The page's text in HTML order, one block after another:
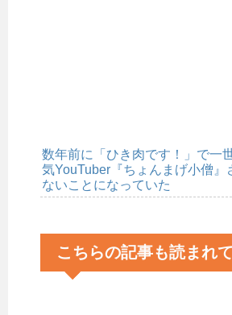
数年前に「ひき肉です！」で一
気YouTuber『ちょんまげ小僧』
ないことになっていた
こちらの記事も読まれ